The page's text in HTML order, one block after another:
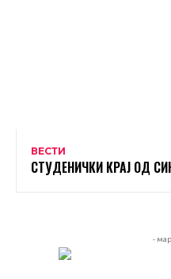
ВЕСТИ
СТУДЕНИЧКИ КРАЈ ОД
-